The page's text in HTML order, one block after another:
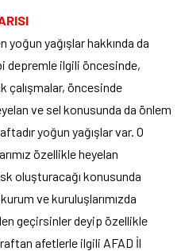
yoğun yağışlar hakkında da
depremle ilgili öncesinde,
çalışmalar, öncesinde
ve sel konusunda da önlem
yoğun yağışlar var. O
özellikle heyelan
oluşturacağı konusunda
ve kuruluşlarımızda
geçirsinler deyip özellikle
afetlerle ilgili AFAD İl